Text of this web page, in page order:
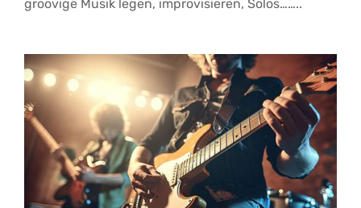
groovige Musik legen, improvisieren, Solos……..